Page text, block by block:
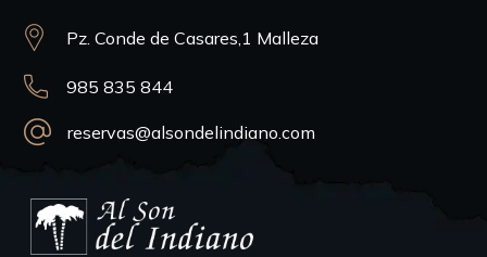
Pz. Conde de Casares,1 Malleza
985 835 844
reservas@alsondelindiano.com